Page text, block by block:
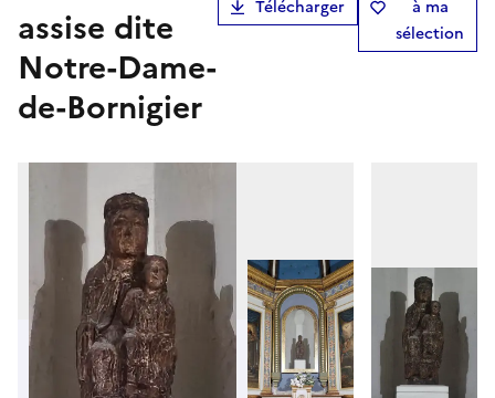
assise dite
Notre-Dame-
de-Bornigier
Télécharger
à ma
sélection